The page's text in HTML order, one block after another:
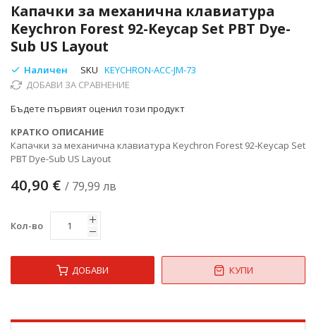
Капачки за механична клавиатура
Keychron Forest 92-Keycap Set PBT Dye-
Sub US Layout
Наличен SKU KEYCHRON-ACC-JM-73
ДОБАВИ ЗА СРАВНЕНИЕ
Бъдете първият оценил този продукт
КРАТКО ОПИСАНИЕ
Капачки за механична клавиатура Keychron Forest 92-Keycap Set
PBT Dye-Sub US Layout
40,90 € / 79,99 лв
Кол-во
ДОБАВИ КУПИ
към
началото
на
галерия
снимки